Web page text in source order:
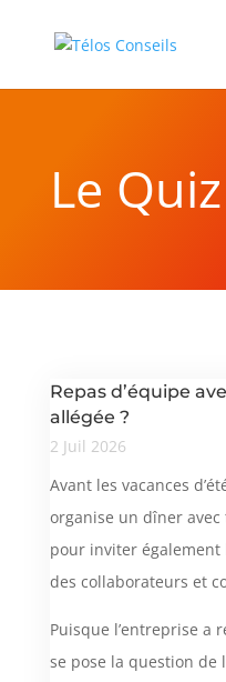
Le
Repas d’équipe
allégée ?
2 Juil 2026
Avant les vacances
organise un dîner
pour inviter
des collaborateurs et
Puisque l’entreprise a
se pose la question de